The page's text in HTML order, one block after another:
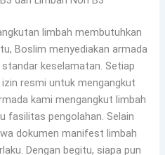
limbah membutuhkan
Boslim menyediakan armada
keselamatan. Setiap
resmi untuk mengangkut
kami mengangkut limbah
fasilitas pengolahan. Selain
dokumen manifest limbah
Dengan begitu, siapa pun